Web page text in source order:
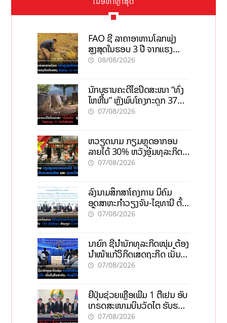
FAO ຊີ້ ລາຄາອາຫານໂລກພຸ່ງ
ສູງສຸດໃນຮອບ 3 ປີ ຈາກແຮງ
ກົດດັນຂອງສົງຄາມ, El nino
08/08/2026
ນັກບູຮານຄະດີໄຂປິດສະໜາ “ທົ່ງ
ໄຫຫີນ” ຫຼັງພົບໂຄງກະດູກ 37
ຄົນໃນຫີນຍັກ
07/08/2026
ຫວຽດນາມ ກຽມຫຼຸດອາກອນ
ລາຍໄດ້ 30% ຫວັງອູ້ມທຸລະກິດ
ຂະໜາດນ້ອຍ ແລະ ຈຸນລະ
07/08/2026
ລົງນາມສຶກສາໂຄງການ ນິຄົມ
ອຸດສາຫະກຳວຽງຈັນ-ໄຊທານີ ຕັ້ງ
ເປົ້າດຶງທຶນ 150 ລ້ານໂດລາ, ສ້າງ
07/08/2026
ນາຍົກ ຊີ້ນຳນັກທຸລະກິດໜຸ່ມ ຕ້ອງ
ນຳໜ້າແກ້ວິກິດເສດຖະກິດ ເນັ້ນດຶງ
ທຶນສາກົນ, ຫັນສູ່ດິຈິຕອນ
07/08/2026
ຍີ່ປຸ່ນຊ່ວຍເຫຼືອເພີ່ມ 1 ຕື້ເຢນ ອັບ
ເກຣດສະໜາມບິນວັດໄຕ ຮັບຮອງ
ການເຕີບໂຕ
07/08/2026